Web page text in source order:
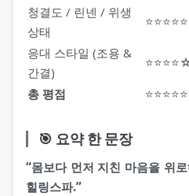
청결도 / 린넨 / 위생
상태
⭐⭐⭐⭐⭐
응대 스타일 (조용 &
간결)
총 평점
⭐⭐⭐⭐⭐
🎯 요약 한 문장
“몸보다 먼저 지친 마음을 위
힐링스파.”